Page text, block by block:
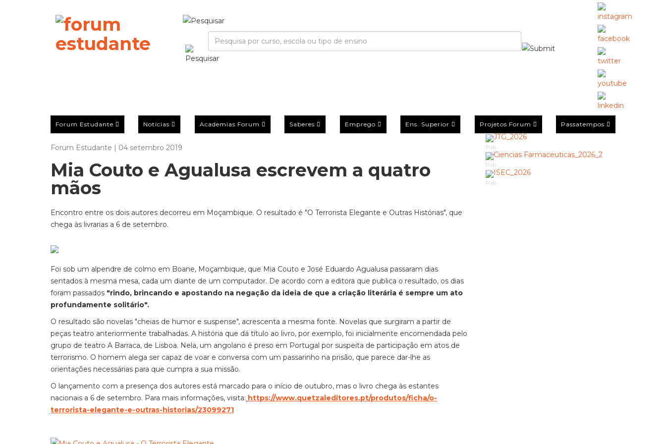
Forum Estudante Notícias Academias Forum Saberes Emprego Ens. Superior Projetos Forum Passatempos
Forum Estudante | 04 setembro 2019
Mia Couto e Agualusa escrevem a quatro
mãos
Encontro entre os dois autores decorreu em Moçambique. O resultado é "O Terrorista Elegante e Outras Histórias", que
chega às livrarias a 6 de setembro.
Foi sob um alpendre de colmo em Boane, Moçambique, que Mia Couto e José Eduardo Agualusa passaram dias
sentados à mesma mesa, cada um diante de um computador. De acordo com a editora que publica o resultado, os dias
foram passados "rindo, brincando e apostando na negação da ideia de que a criação literária é sempre um ato
profundamente solitário".
O resultado são novelas "cheias de humor e suspense", acrescenta a mesma fonte. Novelas que surgiram a partir de
peças teatro anteriormente trabalhadas. A história que dá título ao livro, por exemplo, foi inicialmente encomendada pelo
grupo de teatro A Barraca, de Lisboa. Nela, um angolano é preso em Portugal por suspeita de participação em atos de
terrorismo. O homem alega ser capaz de voar e conversa com um passarinho na prisão, que parece dar-lhe as
orientações necessárias para que cumpra a sua missão.
O lançamento com a presença dos autores está marcado para o início de outubro, mas o livro chega às estantes
nacionais a 6 de setembro. Para mais informações, visita: https://www.quetzaleditores.pt/produtos/ficha/o-
terrorista-elegante-e-outras-historias/23099271
Pub
Pub
Pub